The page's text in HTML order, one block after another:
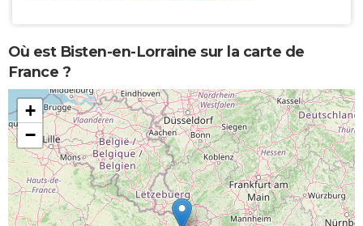
Où est Bisten-en-Lorraine sur la carte de
France ?
+
−